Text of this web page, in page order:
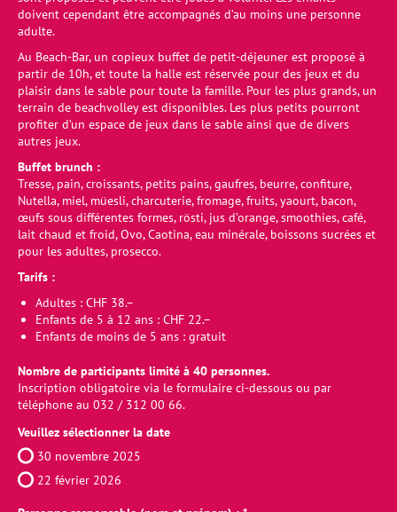
doivent cependant être accompagnés d’au moins une personne
adulte.
Au Beach-Bar, un copieux buffet de petit-déjeuner est proposé à
partir de 10h, et toute la halle est réservée pour des jeux et du
plaisir dans le sable pour toute la famille. Pour les plus grands, un
terrain de beachvolley est disponibles. Les plus petits pourront
profiter d’un espace de jeux dans le sable ainsi que de divers
autres jeux.
Buffet brunch :
Tresse, pain, croissants, petits pains, gaufres, beurre, confiture,
Nutella, miel, müesli, charcuterie, fromage, fruits, yaourt, bacon,
œufs sous différentes formes, rösti, jus d’orange, smoothies, café,
lait chaud et froid, Ovo, Caotina, eau minérale, boissons sucrées et
pour les adultes, prosecco.
Tarifs :
Adultes : CHF 38.–
Enfants de 5 à 12 ans : CHF 22.–
Enfants de moins de 5 ans : gratuit
Nombre de participants limité à 40 personnes.
Inscription obligatoire via le formulaire ci-dessous ou par
téléphone au 032 / 312 00 66.
Veuillez sélectionner la date
30 novembre 2025
22 février 2026